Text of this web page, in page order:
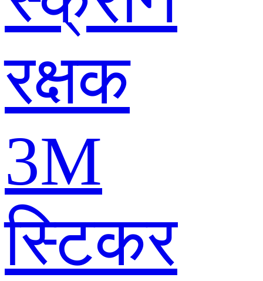
रक्षक
3M
स्टिकर